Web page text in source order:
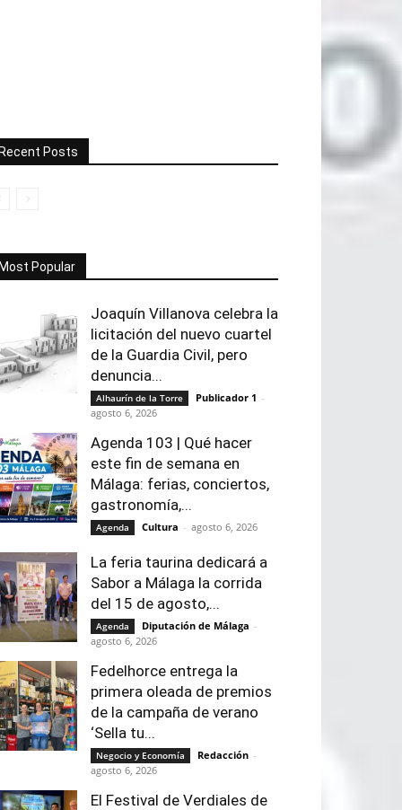
Posts
Popular
Joaquín Villanova celebra la
licitación del nuevo cuartel
de la Guardia Civil, pero
denuncia...
Alhaurín de la Torre Publicador 1 -
agosto 6, 2026
Agenda 103 | Qué hacer
este fin de semana en
Málaga: ferias, conciertos,
gastronomía,...
Agenda Cultura - agosto 6, 2026
La feria taurina dedicará a
Sabor a Málaga la corrida
del 15 de agosto,...
Agenda Diputación de Málaga -
agosto 6, 2026
Fedelhorce entrega la
primera oleada de premios
de la campaña de verano
‘Sella tu...
Negocio y Economía Redacción -
agosto 6, 2026
El Festival de Verdiales de